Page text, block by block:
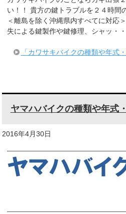
い！！ 貴方の鍵トラブルを２４時間
＜離島を除く沖縄県内すべてに対応
失による鍵製作や鍵修理、シャッ・・
「カワサキバイクの種類や年式
ヤマハバイクの種類や年式
2016年4月30日